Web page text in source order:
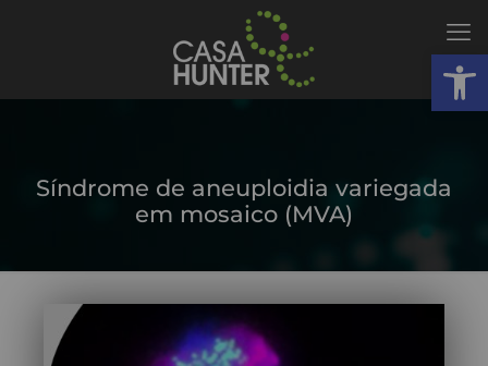
Abrir
Síndrome de aneuploidia variegada
em mosaico (MVA)